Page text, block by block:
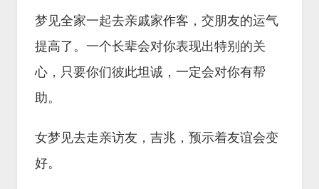
梦见全家一起去亲戚家作客，交朋友的运气
提高了。一个长辈会对你表现出特别的关
心，只要你们彼此坦诚，一定会对你有帮
助。
女梦见去走亲访友，吉兆，预示着友谊会变
好。